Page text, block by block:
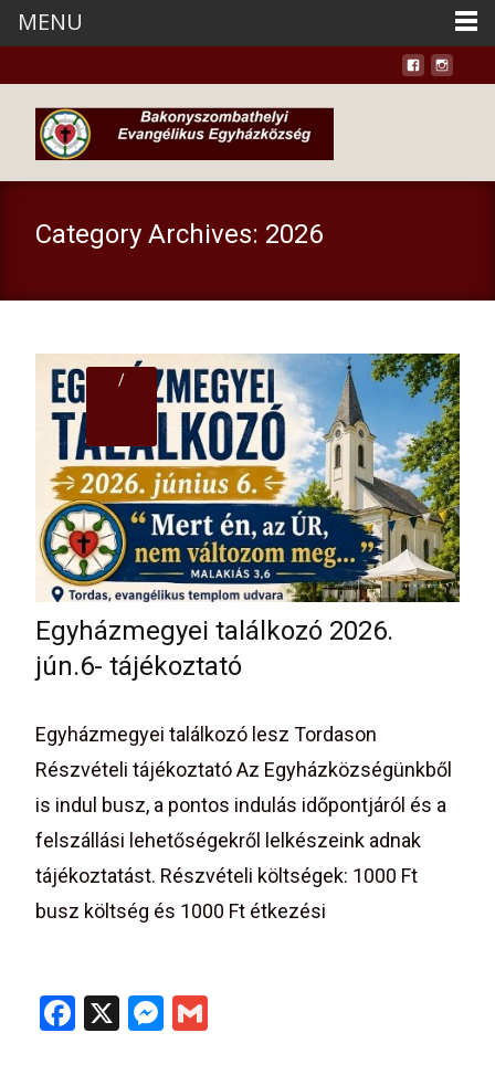
Category Archives: 2026
/
Egyházmegyei találkozó 2026.
jún.6- tájékoztató
Egyházmegyei találkozó lesz Tordason
Részvételi tájékoztató Az Egyházközségünkből
is indul busz, a pontos indulás időpontjáról és a
felszállási lehetőségekről lelkészeink adnak
tájékoztatást. Részvételi költségek: 1000 Ft
busz költség és 1000 Ft étkezési
F
X
M
MENU